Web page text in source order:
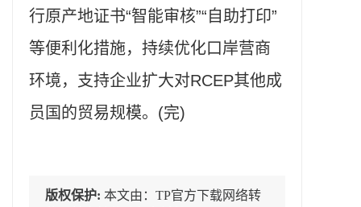
行原产地证书“智能审核”“自助打印”
等便利化措施，持续优化口岸营商
环境，支持企业扩大对RCEP其他成
员国的贸易规模。(完)
版权保护: 本文由：TP官方下载网络转